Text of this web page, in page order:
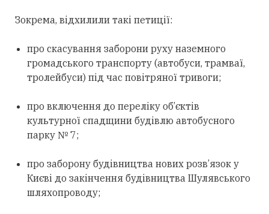
Зокрема, відхилили такі петиції:
про скасування заборони руху наземного
громадського транспорту (автобуси, трамваї,
тролейбуси) під час повітряної тривоги;
про включення до переліку об’єктів
культурної спадщини будівлю автобусного
парку № 7;
про заборону будівництва нових розв’язок у
Києві до закінчення будівництва Шулявського
шляхопроводу;